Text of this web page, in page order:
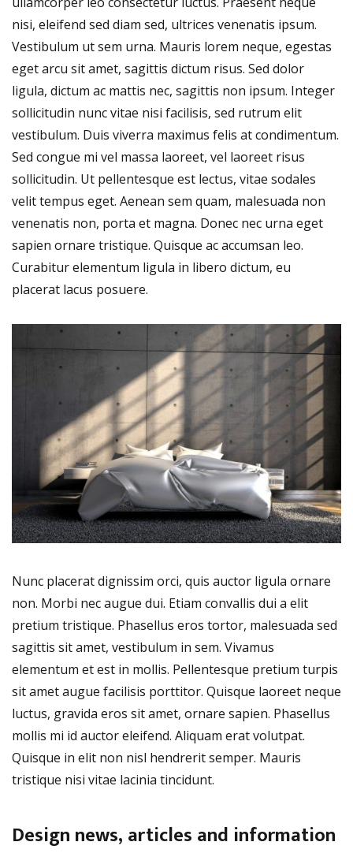
nisi, eleifend sed diam sed, ultrices venenatis ipsum.
Vestibulum ut sem urna. Mauris lorem neque, egestas
eget arcu sit amet, sagittis dictum risus. Sed dolor
ligula, dictum ac mattis nec, sagittis non ipsum. Integer
sollicitudin nunc vitae nisi facilisis, sed rutrum elit
vestibulum. Duis viverra maximus felis at condimentum.
Sed congue mi vel massa laoreet, vel laoreet risus
sollicitudin. Ut pellentesque est lectus, vitae sodales
velit tempus eget. Aenean sem quam, malesuada non
venenatis non, porta et magna. Donec nec urna eget
sapien ornare tristique. Quisque ac accumsan leo.
Curabitur elementum ligula in libero dictum, eu
placerat lacus posuere.
Nunc placerat dignissim orci, quis auctor ligula ornare
non. Morbi nec augue dui. Etiam convallis dui a elit
pretium tristique. Phasellus eros tortor, malesuada sed
sagittis sit amet, vestibulum in sem. Vivamus
elementum et est in mollis. Pellentesque pretium turpis
sit amet augue facilisis porttitor. Quisque laoreet neque
luctus, gravida eros sit amet, ornare sapien. Phasellus
mollis mi id auctor eleifend. Aliquam erat volutpat.
Quisque in elit non nisl hendrerit semper. Mauris
tristique nisi vitae lacinia tincidunt.
Design news, articles and information